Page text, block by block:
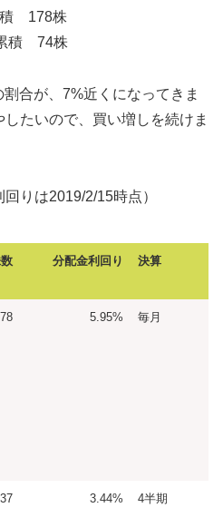
178株
74株
合が、7%近くになってきま
たいので、買い増しを続けま
りは2019/2/15時点）
分配金利回り 決算
5.95% 毎月
37 3.44% 4半期